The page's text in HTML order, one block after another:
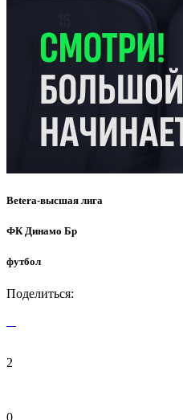
Betera-высшая лига
ФК Динамо Бр
футбол
Поделиться:
2
0